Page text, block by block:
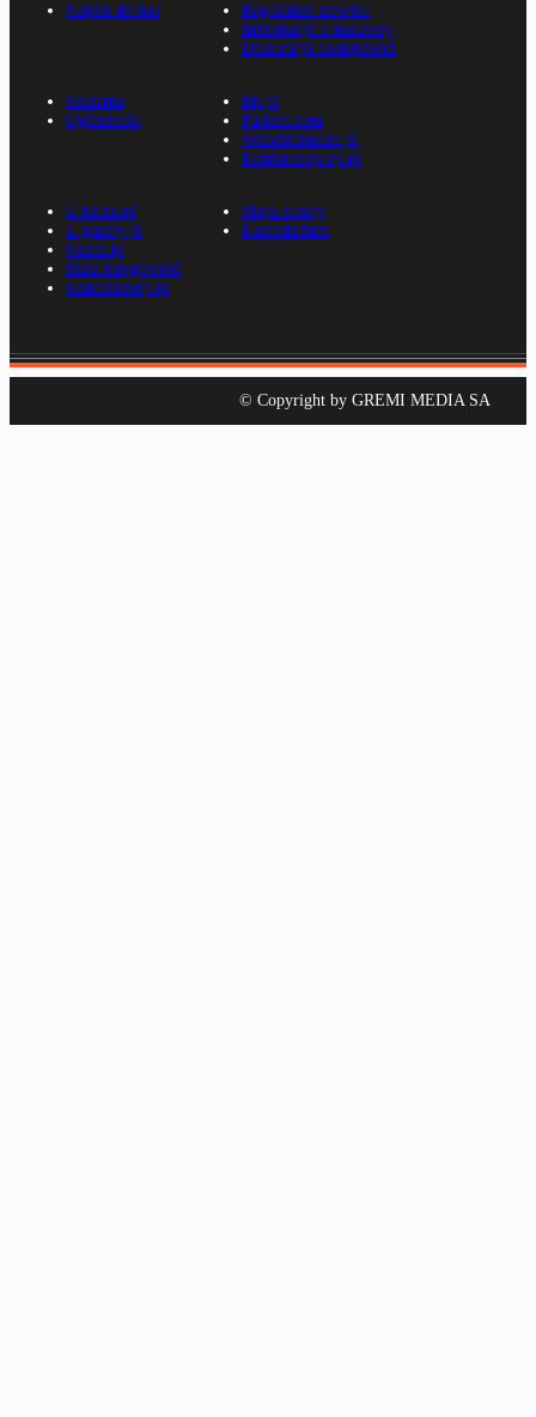
Napisz do nas
Regulamin serwisu
Informacje o nadawcy
Deklaracja dostępności
Reklama
Ogłoszenia
Rp.pl
Parkiet.com
Wiescirolnicze.pl
Konferencje.rp.pl
E-kiosk.pl
E-gazety.pl
Nexto.pl
Mała księgowość
Kancelarierp.pl
Mapa strony
Kalendarium
© Copyright by GREMI MEDIA SA